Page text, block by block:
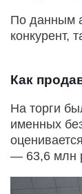
По данным
конкурент,
Как
На торги
именных
— 63,6 млн